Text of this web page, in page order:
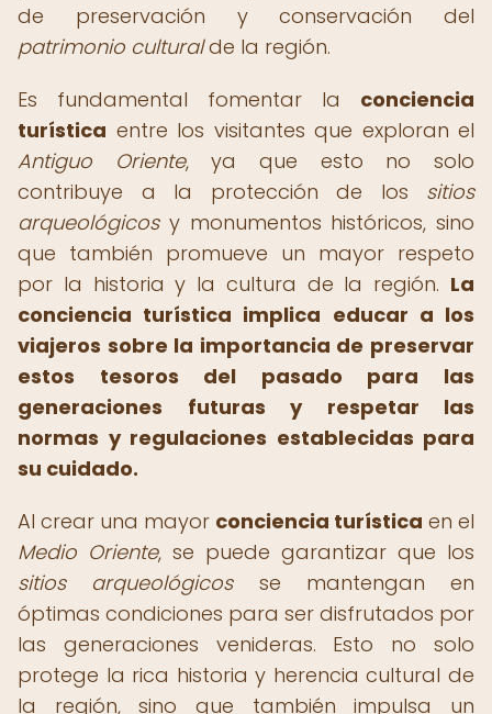
de preservación y conservación del
patrimonio culturalde la región.
Es fundamental fomentar la conciencia
turística entre los visitantes que exploran el
Antiguo Oriente, ya que esto no solo
contribuye a la protección de los sitios
arqueológicosy monumentos históricos, sino
que también promueve un mayor respeto
por la historia y la cultura de la región. La
conciencia turística implica educar a los
viajeros sobre la importancia de preservar
estos tesoros del pasado para las
generaciones futuras y respetar las
normas y regulaciones establecidas para
su cuidado.
Al crear una mayor conciencia turística en el
Medio Oriente, se puede garantizar que los
sitios arqueológicosse mantengan en
óptimas condiciones para ser disfrutados por
las generaciones venideras. Esto no solo
protege la rica historia y herencia cultural de
la región, sino que también impulsa un